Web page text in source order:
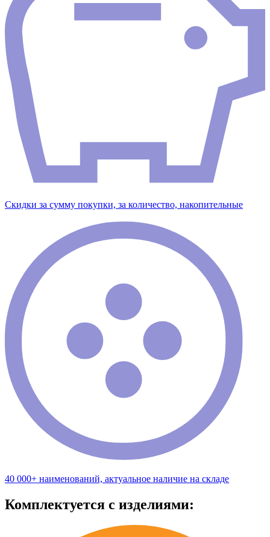
Скидки за сумму покупки, за количество, накопительные
40 000+ наименований, актуальное наличие на складе
Комплектуется с изделиями: